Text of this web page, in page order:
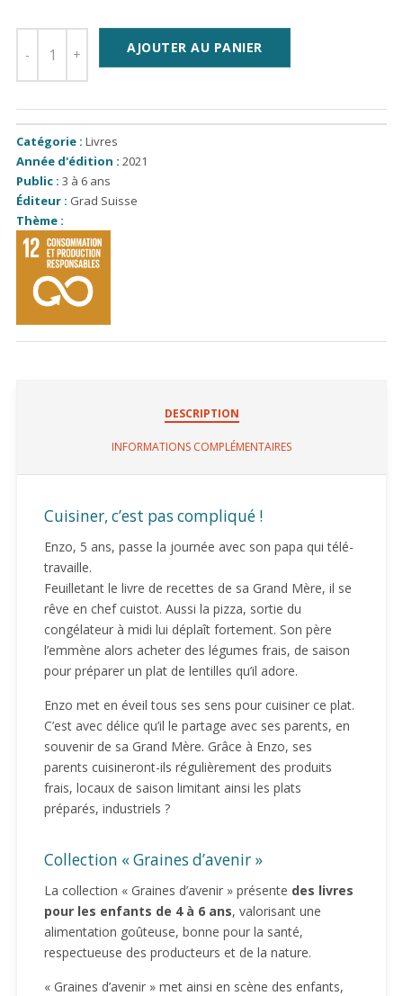
AJOUTER AU PANIER
Catégorie : Livres
Année d'édition : 2021
Public : 3 à 6 ans
Éditeur : Grad Suisse
Thème :
DESCRIPTION
INFORMATIONS COMPLÉMENTAIRES
Cuisiner, c’est pas compliqué !
Enzo, 5 ans, passe la journée avec son papa qui télé-
travaille.
Feuilletant le livre de recettes de sa Grand Mère, il se
rêve en chef cuistot. Aussi la pizza, sortie du
congélateur à midi lui déplaît fortement. Son père
l’emmène alors acheter des légumes frais, de saison
pour préparer un plat de lentilles qu’il adore.
Enzo met en éveil tous ses sens pour cuisiner ce plat.
C’est avec délice qu’il le partage avec ses parents, en
souvenir de sa Grand Mère. Grâce à Enzo, ses
parents cuisineront-ils régulièrement des produits
frais, locaux de saison limitant ainsi les plats
préparés, industriels ?
Collection « Graines d’avenir »
La collection « Graines d’avenir » présente des livres
pour les enfants de 4 à 6 ans, valorisant une
alimentation goûteuse, bonne pour la santé,
respectueuse des producteurs et de la nature.
« Graines d’avenir » met ainsi en scène des enfants,